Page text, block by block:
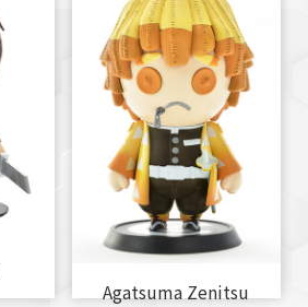
Agatsuma Zenitsu